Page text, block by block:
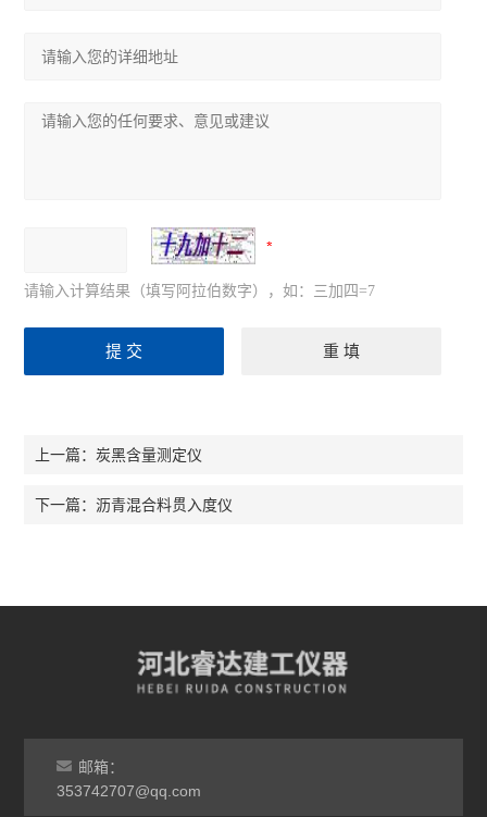
请输入计算结果（填写阿拉伯数字），如：三加四=7
上一篇：炭黑含量测定仪
下一篇：沥青混合料贯入度仪
邮箱：
353742707@qq.com